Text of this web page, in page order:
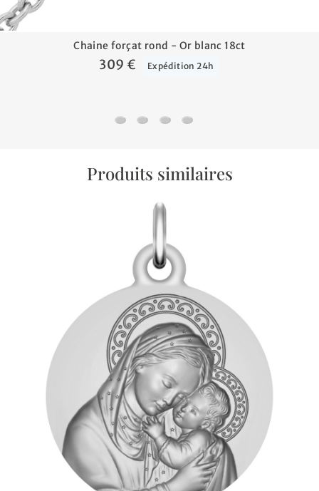
Chaine forçat rond - Or blanc 18ct
309 € Expédition 24h
Chaine forçat rond - Or blanc 18ct
Chaine forçat - Or blanc 18ct
Chaine gourmette - Or blanc
Chaine jaseron - Or blanc
Produits similaires